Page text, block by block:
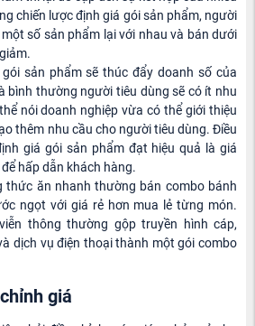
chiến lược định giá gói sản phẩm, người
số sản phẩm lại với nhau và bán dưới
sản phẩm sẽ thúc đẩy doanh số của
bình thường người tiêu dùng sẽ có ít nhu
nói doanh nghiệp vừa có thể giới thiệu
thêm nhu cầu cho người tiêu dùng. Điều
giá gói sản phẩm đạt hiệu quả là giá
hấp dẫn khách hàng.
thức ăn nhanh thường bán combo bánh
ngọt với giá rẻ hơn mua lẻ từng món.
thông thường gộp truyền hình cáp,
dịch vụ điện thoại thành một gói combo
giá